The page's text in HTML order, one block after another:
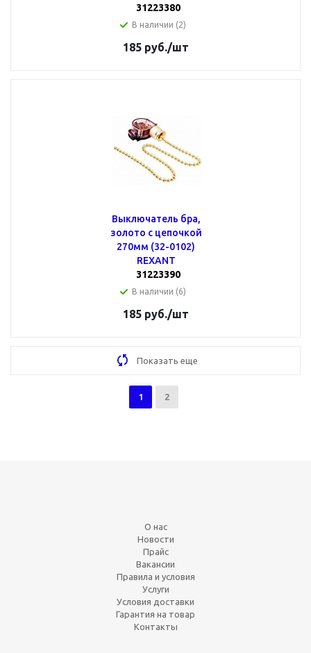
31223380
В наличии (2)
185 руб./шт
Выключатель бра,
золото с цепочкой
270мм (32-0102)
REXANT
31223390
В наличии (6)
185 руб./шт
Показать еще
1 2
О нас
Новости
Прайс
Вакансии
Правила и условия
Услуги
Условия доставки
Гарантия на товар
Контакты